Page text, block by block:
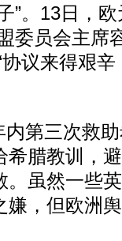
”。13日，
委员会主席
议来得艰
第三次救助
希腊教训，
。虽然一些
嫌，但欧洲